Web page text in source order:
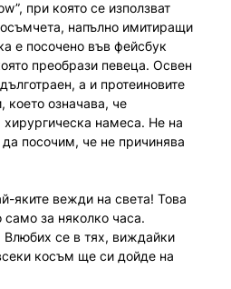
при която се използват
напълно имитиращи
е посочено във фейсбук
преобрази певеца. Освен
а и протеиновите
което означава, че
хирургическа намеса. Не на
посочим, че не причинява
яките вежди на света! Това
за няколко часа.
Влюбих се в тях, виждайки
косъм ще си дойде на